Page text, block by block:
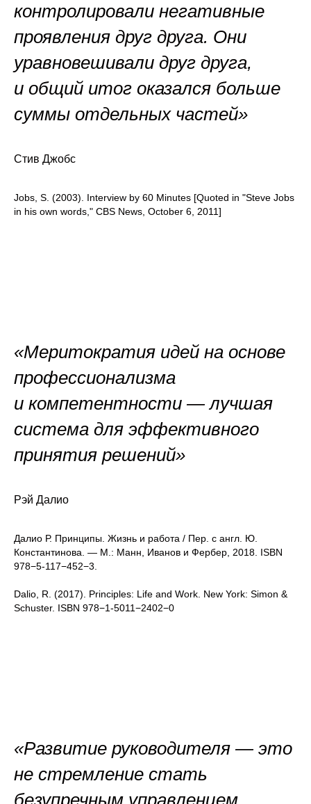
контролировали негативные
проявления друг друга. Они
уравновешивали друг друга,
и общий итог оказался больше
суммы отдельных частей»
Стив Джобс
Jobs, S. (2003). Interview by 60 Minutes [Quoted in "Steve Jobs
in his own words," CBS News, October 6, 2011]
«Меритократия идей на основе
профессионализма
и компетентности — лучшая
система для эффективного
принятия решений»
Рэй Далио
Далио Р. Принципы. Жизнь и работа / Пер. с англ. Ю.
Константинова. — М.: Манн, Иванов и Фербер, 2018. ISBN
978−5-117−452−3.
Dalio, R. (2017). Principles: Life and Work. New York: Simon &
Schuster. ISBN 978−1-5011−2402−0
«Развитие руководителя — это
не стремление стать
безупречным управленцем,